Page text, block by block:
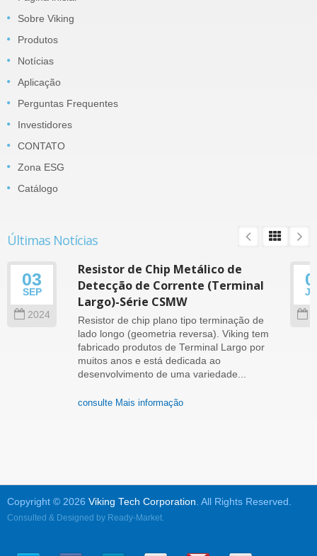
Sobre Viking
Produtos
Notícias
Aplicação
Perguntas Frequentes
Investidores
CONTATO
Zona ESG
Catálogo
Últimas Notícias
03
SEP
2024
Resistor de Chip Metálico de
Detecção de Corrente (Terminal
Largo)-Série CSMW
Resistor de chip plano tipo terminação de
lado longo (geometria reversa). Viking tem
fabricado produtos de Terminal Largo por
muitos anos e está dedicada ao
desenvolvimento de uma variedade...
consulte Mais informação
Copyright © 2026 Viking Tech Corporation . All Rights Reserved.
Consulted & Designed by Ready-Market